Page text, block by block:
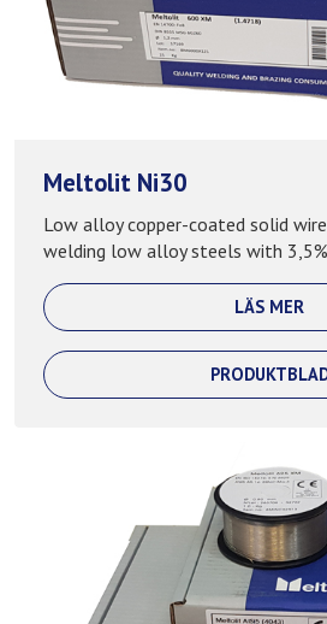
Meltolit Ni30
Low alloy copper-coated solid
welding low alloy steels with
LÄS MER